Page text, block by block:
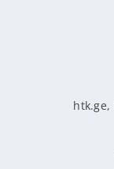
htk.ge